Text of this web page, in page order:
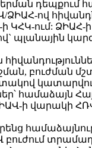
ՁԻԱՀ-ով
ԿՀԿ-ում:
պլանային
բուժման
համաձայն
ի վարակի